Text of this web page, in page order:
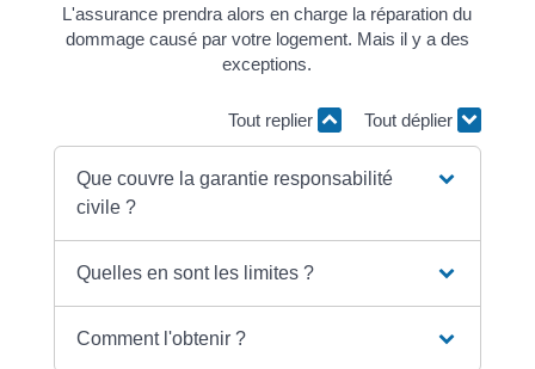
L'assurance prendra alors en charge la réparation du
dommage causé par votre logement. Mais il y a des
exceptions.
Tout replier Tout déplier
Que couvre la garantie responsabilité
civile ?
Quelles en sont les limites ?
Comment l'obtenir ?